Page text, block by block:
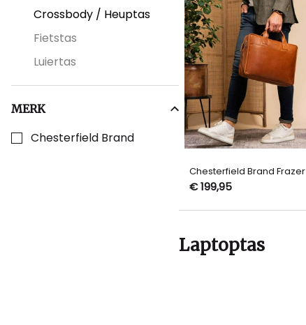
Crossbody / Heuptas
Fietstas
Luiertas
MERK
Chesterfield Brand
Chesterfield Brand Frazer
€ 199,95
Laptoptas